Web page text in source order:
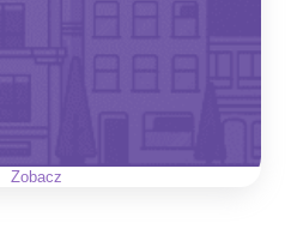
Zobacz